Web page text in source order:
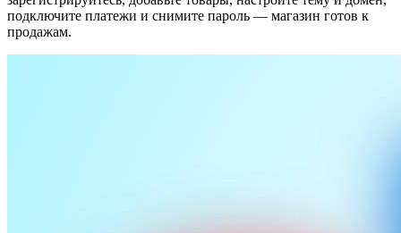
подключите платежи и снимите пароль — магазин готов к
продажам.